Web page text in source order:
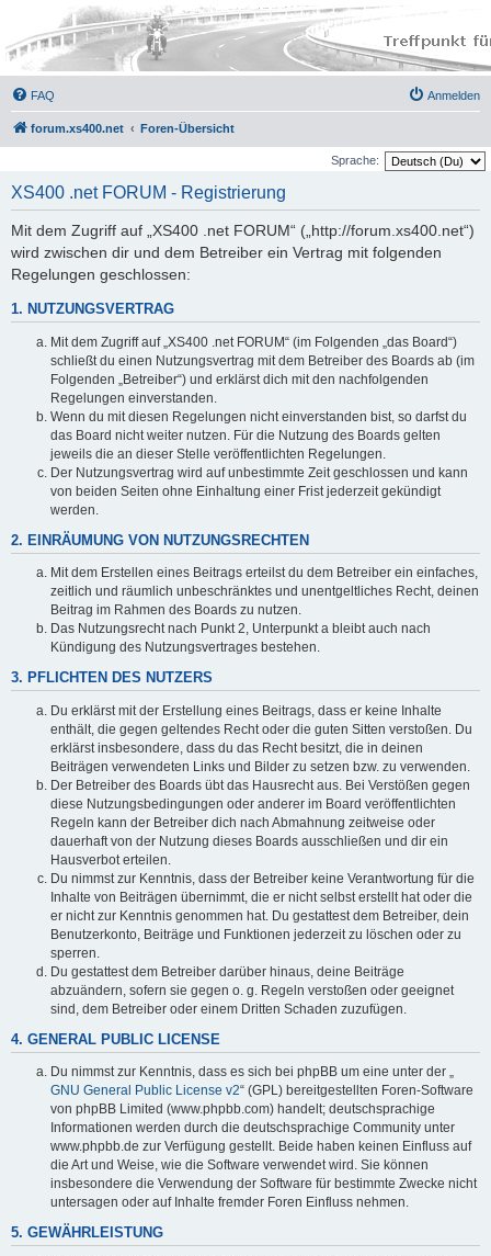
FAQ Anmelden
forum.xs400.net Foren-Übersicht
Sprache:
XS400 .net FORUM - Registrierung
Mit dem Zugriff auf „XS400 .net FORUM“ („http://forum.xs400.net“)
wird zwischen dir und dem Betreiber ein Vertrag mit folgenden
Regelungen geschlossen:
1. NUTZUNGSVERTRAG
Mit dem Zugriff auf „XS400 .net FORUM“ (im Folgenden „das Board“)
schließt du einen Nutzungsvertrag mit dem Betreiber des Boards ab (im
Folgenden „Betreiber“) und erklärst dich mit den nachfolgenden
Regelungen einverstanden.
Wenn du mit diesen Regelungen nicht einverstanden bist, so darfst du
das Board nicht weiter nutzen. Für die Nutzung des Boards gelten
jeweils die an dieser Stelle veröffentlichten Regelungen.
Der Nutzungsvertrag wird auf unbestimmte Zeit geschlossen und kann
von beiden Seiten ohne Einhaltung einer Frist jederzeit gekündigt
werden.
2. EINRÄUMUNG VON NUTZUNGSRECHTEN
Mit dem Erstellen eines Beitrags erteilst du dem Betreiber ein einfaches,
zeitlich und räumlich unbeschränktes und unentgeltliches Recht, deinen
Beitrag im Rahmen des Boards zu nutzen.
Das Nutzungsrecht nach Punkt 2, Unterpunkt a bleibt auch nach
Kündigung des Nutzungsvertrages bestehen.
3. PFLICHTEN DES NUTZERS
Du erklärst mit der Erstellung eines Beitrags, dass er keine Inhalte
enthält, die gegen geltendes Recht oder die guten Sitten verstoßen. Du
erklärst insbesondere, dass du das Recht besitzt, die in deinen
Beiträgen verwendeten Links und Bilder zu setzen bzw. zu verwenden.
Der Betreiber des Boards übt das Hausrecht aus. Bei Verstößen gegen
diese Nutzungsbedingungen oder anderer im Board veröffentlichten
Regeln kann der Betreiber dich nach Abmahnung zeitweise oder
dauerhaft von der Nutzung dieses Boards ausschließen und dir ein
Hausverbot erteilen.
Du nimmst zur Kenntnis, dass der Betreiber keine Verantwortung für die
Inhalte von Beiträgen übernimmt, die er nicht selbst erstellt hat oder die
er nicht zur Kenntnis genommen hat. Du gestattest dem Betreiber, dein
Benutzerkonto, Beiträge und Funktionen jederzeit zu löschen oder zu
sperren.
Du gestattest dem Betreiber darüber hinaus, deine Beiträge
abzuändern, sofern sie gegen o. g. Regeln verstoßen oder geeignet
sind, dem Betreiber oder einem Dritten Schaden zuzufügen.
4. GENERAL PUBLIC LICENSE
Du nimmst zur Kenntnis, dass es sich bei phpBB um eine unter der „
GNU General Public License v2“ (GPL) bereitgestellten Foren-Software
von phpBB Limited (www.phpbb.com) handelt; deutschsprachige
Informationen werden durch die deutschsprachige Community unter
www.phpbb.de zur Verfügung gestellt. Beide haben keinen Einfluss auf
die Art und Weise, wie die Software verwendet wird. Sie können
insbesondere die Verwendung der Software für bestimmte Zwecke nicht
untersagen oder auf Inhalte fremder Foren Einfluss nehmen.
5. GEWÄHRLEISTUNG